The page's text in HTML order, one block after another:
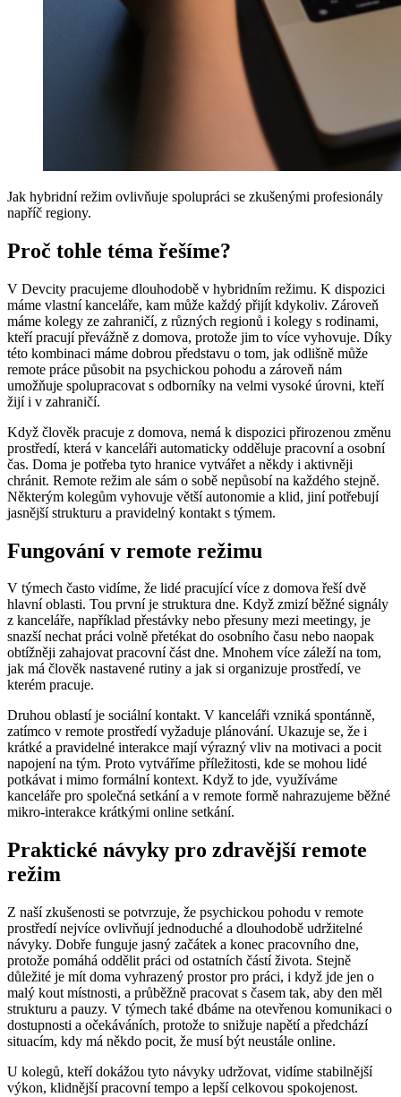
Jak hybridní režim ovlivňuje spolupráci se zkušenými profesionály
napříč regiony.
Proč tohle téma řešíme?
V Devcity pracujeme dlouhodobě v hybridním režimu. K dispozici
máme vlastní kanceláře, kam může každý přijít kdykoliv. Zároveň
máme kolegy ze zahraničí, z různých regionů i kolegy s rodinami,
kteří pracují převážně z domova, protože jim to více vyhovuje. Díky
této kombinaci máme dobrou představu o tom, jak odlišně může
remote práce působit na psychickou pohodu a zároveň nám
umožňuje spolupracovat s odborníky na velmi vysoké úrovni, kteří
žijí i v zahraničí.
Když člověk pracuje z domova, nemá k dispozici přirozenou změnu
prostředí, která v kanceláři automaticky odděluje pracovní a osobní
čas. Doma je potřeba tyto hranice vytvářet a někdy i aktivněji
chránit. Remote režim ale sám o sobě nepůsobí na každého stejně.
Některým kolegům vyhovuje větší autonomie a klid, jiní potřebují
jasnější strukturu a pravidelný kontakt s týmem.
Fungování v remote režimu
V týmech často vidíme, že lidé pracující více z domova řeší dvě
hlavní oblasti. Tou první je struktura dne. Když zmizí běžné signály
z kanceláře, například přestávky nebo přesuny mezi meetingy, je
snazší nechat práci volně přetékat do osobního času nebo naopak
obtížněji zahajovat pracovní část dne. Mnohem více záleží na tom,
jak má člověk nastavené rutiny a jak si organizuje prostředí, ve
kterém pracuje.
Druhou oblastí je sociální kontakt. V kanceláři vzniká spontánně,
zatímco v remote prostředí vyžaduje plánování. Ukazuje se, že i
krátké a pravidelné interakce mají výrazný vliv na motivaci a pocit
napojení na tým. Proto vytváříme příležitosti, kde se mohou lidé
potkávat i mimo formální kontext. Když to jde, využíváme
kanceláře pro společná setkání a v remote formě nahrazujeme běžné
mikro-interakce krátkými online setkání.
Praktické návyky pro zdravější remote
režim
Z naší zkušenosti se potvrzuje, že psychickou pohodu v remote
prostředí nejvíce ovlivňují jednoduché a dlouhodobě udržitelné
návyky. Dobře funguje jasný začátek a konec pracovního dne,
protože pomáhá oddělit práci od ostatních částí života. Stejně
důležité je mít doma vyhrazený prostor pro práci, i když jde jen o
malý kout místnosti, a průběžně pracovat s časem tak, aby den měl
strukturu a pauzy. V týmech také dbáme na otevřenou komunikaci o
dostupnosti a očekáváních, protože to snižuje napětí a předchází
situacím, kdy má někdo pocit, že musí být neustále online.
U kolegů, kteří dokážou tyto návyky udržovat, vidíme stabilnější
výkon, klidnější pracovní tempo a lepší celkovou spokojenost.